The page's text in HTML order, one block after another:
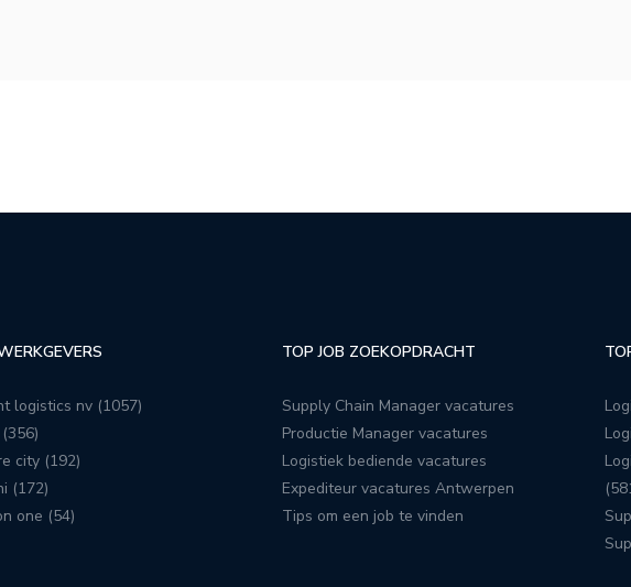
logistics nv (1057)
city (192)
(172)
one (54)
TOP JOB ZOEKOPDRACHT
Supply Chain Manager vacatures
Productie Manager vacatures
Logistiek bediende vacatures
Expediteur vacatures Antwerpen
Tips om een job te vinden